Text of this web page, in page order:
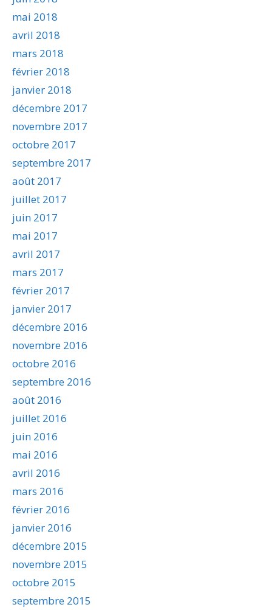
mai 2018
avril 2018
mars 2018
février 2018
janvier 2018
décembre 2017
novembre 2017
octobre 2017
septembre 2017
août 2017
juillet 2017
juin 2017
mai 2017
avril 2017
mars 2017
février 2017
janvier 2017
décembre 2016
novembre 2016
octobre 2016
septembre 2016
août 2016
juillet 2016
juin 2016
mai 2016
avril 2016
mars 2016
février 2016
janvier 2016
décembre 2015
novembre 2015
octobre 2015
septembre 2015